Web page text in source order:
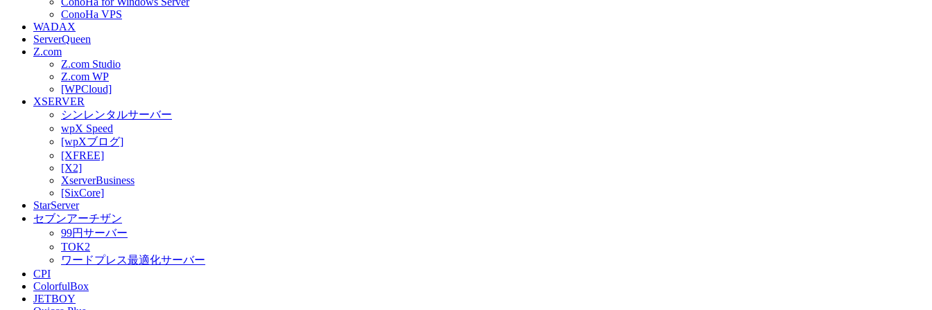
ConoHa VPS
WADAX
ServerQueen
Z.com
Z.com Studio
Z.com WP
[WPCloud]
XSERVER
シンレンタルサーバー
wpX Speed
[wpXブログ]
[XFREE]
[X2]
XserverBusiness
[SixCore]
StarServer
セブンアーチザン
99円サーバー
TOK2
ワードプレス最適化サーバー
CPI
ColorfulBox
JETBOY